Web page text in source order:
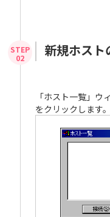
新規ホスト
「ホスト一覧」ウ
をクリックします。